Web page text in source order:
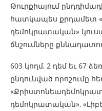
Թուրքիայում
հատկապես քրդամետ
դեմոկրատական»
ճնշումները
603 կողմ, 2 դեմ եւ 67
ընդունված որոշումը
դեմոկրատական»,